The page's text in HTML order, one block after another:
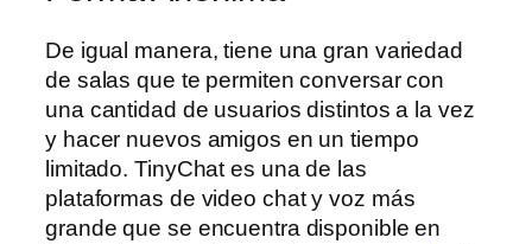
De igual manera, tiene una gran variedad
de salas que te permiten conversar con
una cantidad de usuarios distintos a la vez
y hacer nuevos amigos en un tiempo
limitado. TinyChat es una de las
plataformas de video chat y voz más
grande que se encuentra disponible en